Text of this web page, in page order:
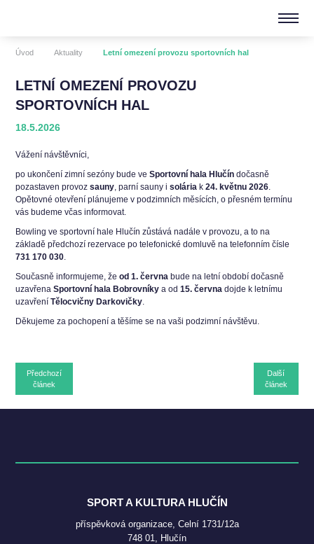
Úvod Aktuality Letní omezení provozu sportovních hal
LETNÍ OMEZENÍ PROVOZU
SPORTOVNÍCH HAL
18.5.2026
Vážení návštěvníci,
po ukončení zimní sezóny bude veSportovní hala Hlučín dočasně
pozastaven provozsauny, parní sauny isolária k24. květnu 2026.
Opětovné otevření plánujeme v podzimních měsících, o přesném termínu
vás budeme včas informovat.
Bowling ve sportovní hale Hlučín zůstává nadále v provozu, a to na
základě předchozí rezervace po telefonické domluvě na telefonním čísle
731 170 030.
Současně informujeme, žeod 1. června bude na letní období dočasně
uzavřenaSportovní hala Bobrovníkya od15. června dojde k letnímu
uzavřeníTělocvičny Darkovičky.
Děkujeme za pochopení a těšíme se na vaši podzimní návštěvu.
Další
článek
Předchozí
článek
SPORT A KULTURA HLUČÍN
příspěvková organizace, Celní 1731/12a
748 01, Hlučín